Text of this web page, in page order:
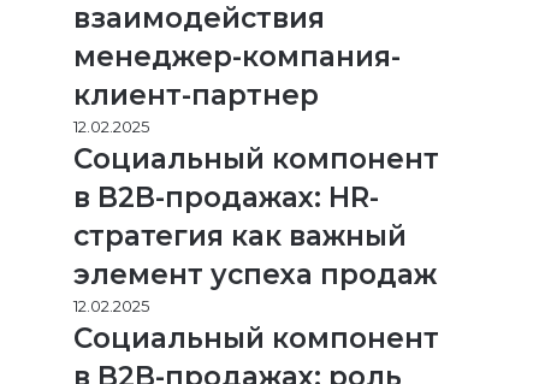
взаимодействия
менеджер-компания-
клиент-партнер
12.02.2025
Социальный компонент
в B2B-продажах: HR-
стратегия как важный
элемент успеха продаж
12.02.2025
Социальный компонент
в B2B-продажах: роль